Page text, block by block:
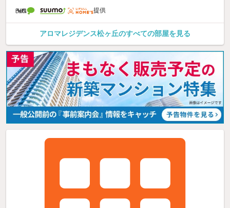
提供
アロマレジデンス松ヶ丘のすべての部屋を見る